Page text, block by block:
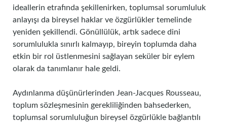
ideallerin etrafında şekillenirken, toplumsal sorumluluk
anlayışı da bireysel haklar ve özgürlükler temelinde
yeniden şekillendi. Gönüllülük, artık sadece dini
sorumlulukla sınırlı kalmayıp, bireyin toplumda daha
etkin bir rol üstlenmesini sağlayan seküler bir eylem
olarak da tanımlanır hale geldi.
Aydınlanma düşünürlerinden Jean-Jacques Rousseau,
toplum sözleşmesinin gerekliliğinden bahsederken,
toplumsal sorumluluğun bireysel özgürlükle bağlantılı